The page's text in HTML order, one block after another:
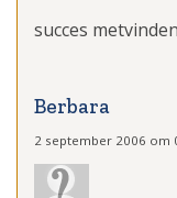
succes
Berbara
2 september 2006 om